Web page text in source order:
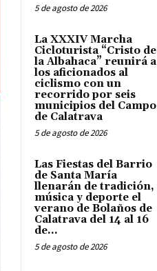
5 de agosto de 2026
La XXXIV Marcha
Cicloturista “Cristo de
la Albahaca” reunirá a
los aficionados al
ciclismo con un
recorrido por seis
municipios del Campo
de Calatrava
5 de agosto de 2026
Las Fiestas del Barrio
de Santa María
llenarán de tradición,
música y deporte el
verano de Bolaños de
Calatrava del 14 al 16
de...
5 de agosto de 2026